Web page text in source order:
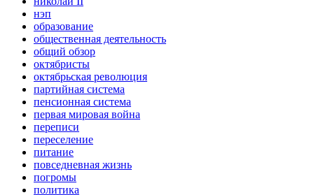
нэп
образование
общественная деятельность
общий обзор
октябристы
октябрьская революция
партийная система
пенсионная система
первая мировая война
переписи
переселение
питание
повседневная жизнь
погромы
политика